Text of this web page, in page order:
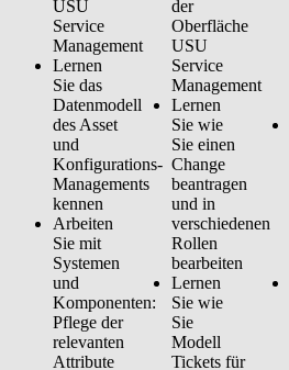
USU
Service
Management
Lernen
Sie das
Datenmodell
des Asset
und
Konfigurations-
Managements
kennen
Arbeiten
Sie mit
Systemen
und
Komponenten:
Pflege der
relevanten
Attribute
der
Oberfläche
USU
Service
Management
Lernen
Sie wie
Sie einen
Change
beantragen
und in
verschiedenen
Rollen
bearbeiten
Lernen
Sie wie
Sie
Modell
Tickets für